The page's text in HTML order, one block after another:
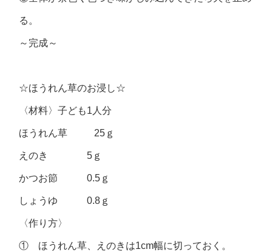
る。
～完成～
☆ほうれん草のお浸し☆
〈材料〉子ども1人分
ほうれん草 25ｇ
えのき 5ｇ
かつお節 0.5ｇ
しょうゆ 0.8ｇ
〈作り方〉
① ほうれん草、えのきは1cm幅に切っておく。